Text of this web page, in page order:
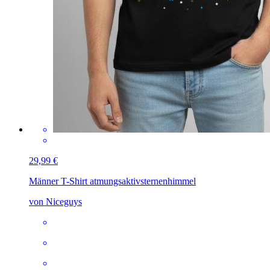
29,99 €
Männer T-Shirt atmungsaktivsternenhimmel
von Niceguys